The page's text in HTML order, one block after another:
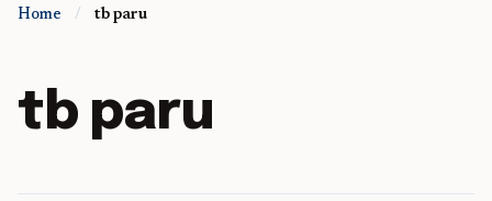
Home / tb paru
tb paru